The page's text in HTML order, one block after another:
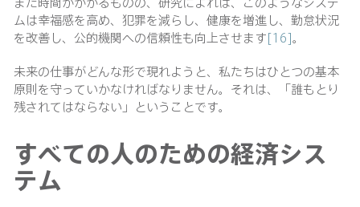
ムは幸福感を高め、犯罪を減らし、健康を増進し、勤怠状況
を改善し、公的機関への信頼性も向上させます[16]。
未来の仕事がどんな形で現れようと、私たちはひとつの基本
原則を守っていかなければなりません。それは、「誰もとり
残されてはならない」ということです。
すべての人のための経済シス
テム